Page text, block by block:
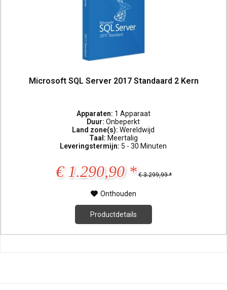
Microsoft SQL Server 2017 Standaard 2 Kern
Apparaten: 1 Apparaat
Duur:Onbeperkt
Land zone(s):Wereldwijd
Taal: Meertalig
Leveringstermijn: 5 - 30 Minuten
€ 1.290,90 * € 3.299,99 *
Onthouden
Productdetails